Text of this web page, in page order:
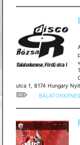
utca 1, 8174 Hungary